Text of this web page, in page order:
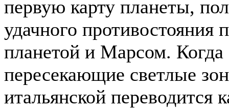
первую карту планеты,
удачного
планетой и Марсом.
пересекающие светлые
итальянской переводится